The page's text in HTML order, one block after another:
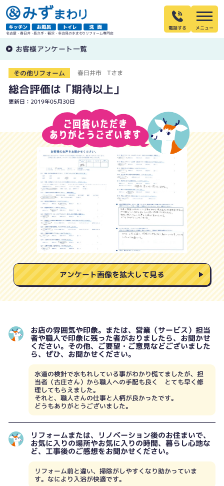
名古屋・春日井・長久手・稲沢・多治見の水まわりリフォーム専門店
電話する
お客様アンケート一覧
その他リフォーム 春日井市 Tさま
総合評価は「期待以上」
更新日：2019年05月30日
アンケート画像を拡大して見る
お店の雰囲気や印象。または、営業（サービス）担当
者や職人で印象に残った者がおりましたら、お聞かせ
ください。その他、ご要望・ご意見などございました
ら、ぜひ、お聞かせください。
水道の検針で水もれしている事がわかり慌てましたが、担
当者（古庄さん）から職人への手配も良く とても早く修
理してもらえました。
それと、職人さんの仕事と人柄が良かったです。
どうもありがとうございました。
リフォームまたは、リノベーション後のお住まいで、
お気に入りの場所やお気に入りの時間、暮らし心地な
ど、工事後のご感想をお聞かせください。
リフォーム前と違い、掃除がしやすくなり助かっていま
す。なにより入浴が快適です。